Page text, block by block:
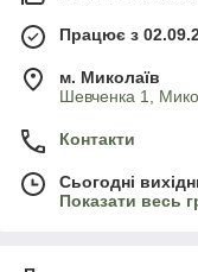
Працює з
м. Миколаїв
Шевченка 1,
Контакти
Сьогодні
Показати весь